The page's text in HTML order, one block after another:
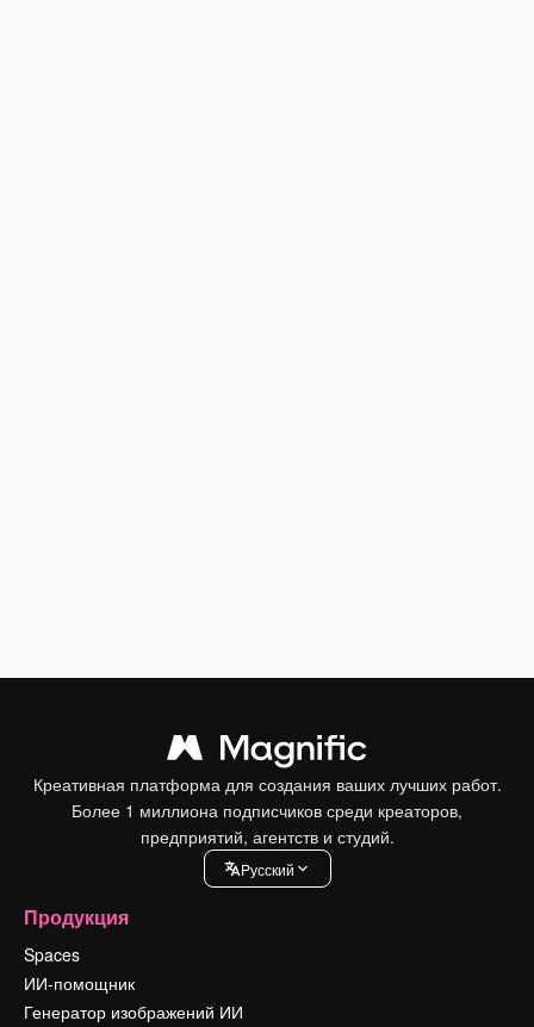
Креативная платформа для создания ваших лучших работ.
Более 1 миллиона подписчиков среди креаторов,
предприятий, агентств и студий.
Pусский
Продукция
Spaces
ИИ-помощник
Генератор изображений ИИ